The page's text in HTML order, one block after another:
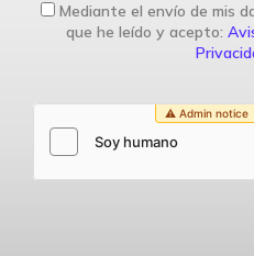
Mediante el envío de mis
que he leído y acepto: